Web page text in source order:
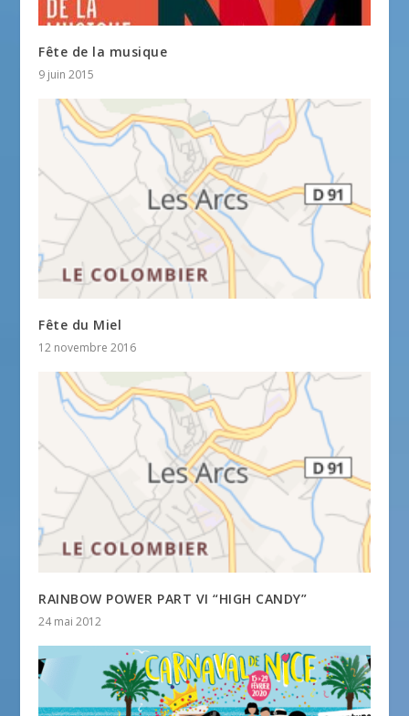
Fête de la musique
9 juin 2015
Fête du Miel
12 novembre 2016
RAINBOW POWER PART VI “HIGH CANDY”
24 mai 2012